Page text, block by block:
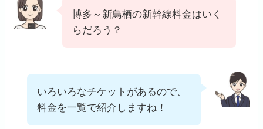
博多～新鳥栖の新幹線料金はいく
らだろう？
いろいろなチケットがあるので、
料金を一覧で紹介しますね！